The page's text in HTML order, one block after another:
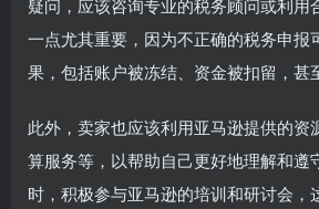
疑问，应该咨询专业的税务顾问或利用
一点尤其重要，因为不正确的税务申报
果，包括账户被冻结、资金被扣留，甚
此外，卖家也应该利用亚马逊提供的资
算服务等，以帮助自己更好地理解和遵
时，积极参与亚马逊的培训和研讨会，